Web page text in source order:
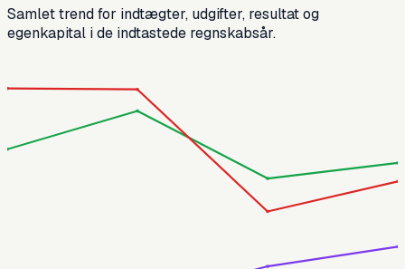
Samlet trend for indtægter, udgifter, resultat og
egenkapital i de indtastede regnskabsår.